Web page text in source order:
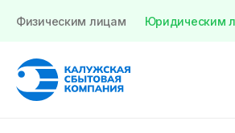
Физическим лицам Юридическим